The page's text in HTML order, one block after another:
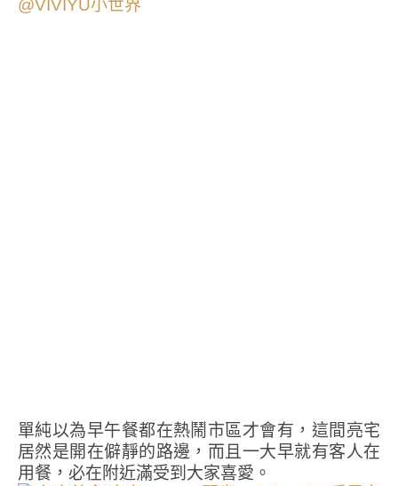
單純以為早午餐都在熱鬧市區才會有，這間亮宅
居然是開在僻靜的路邊，而且一大早就有客人在
用餐，必在附近滿受到大家喜愛。